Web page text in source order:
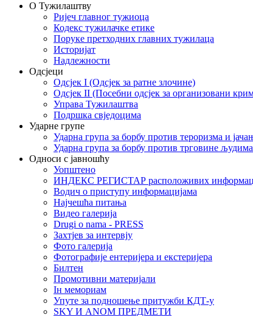
О Тужилаштву
Ријеч главног тужиоца
Кодекс тужилачке етике
Поруке претходних главних тужилаца
Историјат
Надлежности
Одсјеци
Одсјек I (Одсјек за ратне злочине)
Одсјек II (Посебни одсјек за организовани
Управа Тужилаштва
Подршка свједоцима
Ударне групе
Ударна група за борбу против тероризма и
Ударна група за борбу против трговине
Односи с јавношћу
Уопштено
ИНДЕКС РЕГИСТАР расположивих
Водич о приступу информацијама
Најчешћа питања
Видео галерија
Drugi o nama - PRESS
Захтјев за интервју
Фото галерија
Фотографије ентеријера и екстеријера
Билтен
Промотивни материјали
Iн мемориам
Упуте за подношење притужби КДТ-у
SKY И ANOM ПРЕДМЕТИ